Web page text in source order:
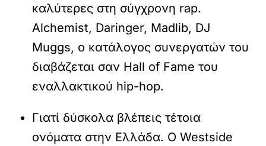
καλύτερες στη σύγχρονη rap.
Alchemist, Daringer, Madlib, DJ
Muggs, ο κατάλογος συνεργατών του
διαβάζεται σαν Hall of Fame του
εναλλακτικού hip-hop.
Γιατί δύσκολα βλέπεις τέτοια
ονόματα στην Ελλάδα. Ο Westside